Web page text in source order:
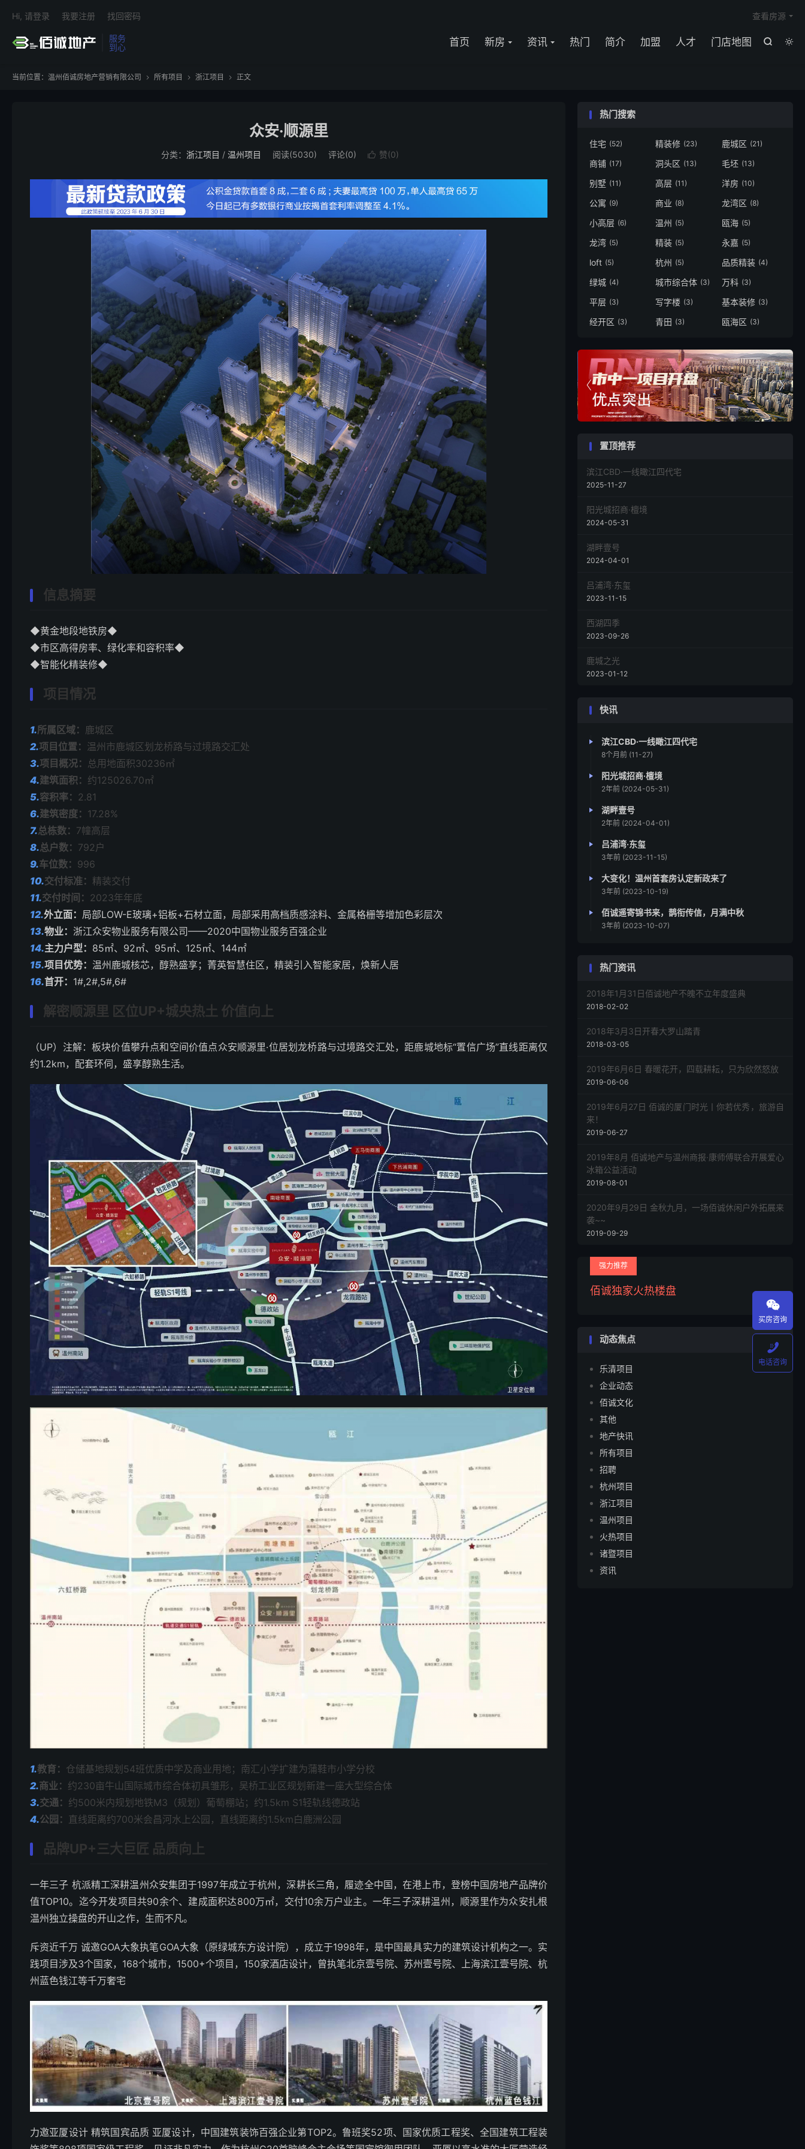
服务
到心


首页 新房 资讯 热门 简介 加盟 人才 门店地图
查看房源
Hi, 请登录 我要注册 找回密码
当前位置： 温州佰诚房地产营销有限公司  所有项目  浙江项目  正文
众安·顺源里
分类： 浙江项目 / 温州项目 阅读(5030) 评论(0)  赞(0)
信息摘要
◆黄金地段地铁房◆
◆市区高得房率、绿化率和容积率◆
◆智能化精装修◆
项目情况
1.所属区域： 鹿城区
2.项目位置： 温州市鹿城区划龙桥路与过境路交汇处
3.项目概况： 总用地面积30236㎡
4.建筑面积： 约125026.70㎡
5.容积率： 2.81
6.建筑密度： 17.28%
7.总栋数： 7幢高层
8.总户数： 792户
9.车位数： 996
10.交付标准： 精装交付
11.交付时间： 2023年年底
12.外立面： 局部LOW-E玻璃+铝板+石材立面，局部采用高档质感涂料、金属格栅等增加色彩层次
13.物业： 浙江众安物业服务有限公司——2020中国物业服务百强企业
14.主力户型： 85㎡、92㎡、95㎡、125㎡、144㎡
15.项目优势： 温州鹿城核芯，醇熟盛享；菁英智慧住区，精装引入智能家居，焕新人居
16.首开： 1#,2#,5#,6#
解密顺源里 区位UP+城央热土 价值向上
（UP）注解：板块价值攀升点和空间价值点众安顺源里·位居划龙桥路与过境路交汇处，距鹿城地标“置信广场”直线距离仅
约1.2km，配套环伺，盛享醇熟生活。
1.教育： 仓储基地规划54班优质中学及商业用地；南汇小学扩建为蒲鞋市小学分校
2.商业： 约230亩牛山国际城市综合体初具雏形，吴桥工业区规划新建一座大型综合体
3.交通： 约500米内规划地铁M3（规划）葡萄棚站；约1.5km S1轻轨线德政站
4.公园： 直线距离约700米会昌河水上公园，直线距离约1.5km白鹿洲公园
品牌UP+三大巨匠 品质向上
一年三子 杭派精工深耕温州众安集团于1997年成立于杭州，深耕长三角，履迹全中国，在港上市，登榜中国房地产品牌价
值TOP10。迄今开发项目共90余个、建成面积达800万㎡，交付10余万户业主。一年三子深耕温州，顺源里作为众安扎根
温州独立操盘的开山之作，生而不凡。
斥资近千万 诚邀GOA大象执笔GOA大象（原绿城东方设计院），成立于1998年，是中国最具实力的建筑设计机构之一。实
践项目涉及3个国家，168个城市，1500+个项目，150家酒店设计，曾执笔北京壹号院、苏州壹号院、上海滨江壹号院、杭
州蓝色钱江等千万奢宅
力邀亚厦设计 精筑国宾品质 亚厦设计，中国建筑装饰百强企业第TOP2。鲁班奖52项、国家优质工程奖、全国建筑工程装
热门搜索
住宅 (52) 精装修 (23) 鹿城区 (21)
商铺 (17) 洞头区 (13) 毛坯 (13)
别墅 (11) 高层 (11) 洋房 (10)
公寓 (9) 商业 (8) 龙湾区 (8)
小高层 (6) 温州 (5) 瓯海 (5)
龙湾 (5) 精装 (5) 永嘉 (5)
loft (5) 杭州 (5) 品质精装 (4)
绿城 (4) 城市综合体 (3) 万科 (3)
平层 (3) 写字楼 (3) 基本装修 (3)
经开区 (3) 青田 (3) 瓯海区 (3)


置顶推荐
滨江CBD·一线瞰江四代宅
2025-11-27
阳光城招商·檀境
2024-05-31
湖畔壹号
2024-04-01
吕浦湾·东玺
2023-11-15
西湖四季
2023-09-26
鹿城之光
2023-01-12
快讯
滨江CBD·一线瞰江四代宅
8个月前 (11-27)
阳光城招商·檀境
2年前 (2024-05-31)
湖畔壹号
2年前 (2024-04-01)
吕浦湾·东玺
3年前 (2023-11-15)
大变化！温州首套房认定新政来了
3年前 (2023-10-19)
佰诚遥寄锦书来，鹊衔传信，月满中秋
3年前 (2023-10-07)
热门资讯
2018年1月31日佰诚地产不魄不立年度盛典
2018-02-02
2018年3月3日开春大罗山踏青
2018-03-05
2019年6月6日 春暖花开，四载耕耘，只为欣然怒放
2019-06-06
2019年6月27日 佰诚的厦门时光丨你若优秀，旅游自
来！
2019-06-27
2019年8月 佰诚地产与温州商报·康师傅联合开展爱心
冰箱公益活动
2019-08-01
2020年9月29日 金秋九月，一场佰诚休闲户外拓展来
袭~~
2019-09-29
强力推荐
佰诚独家火热楼盘
动态焦点
乐清项目
企业动态
佰诚文化
其他
地产快讯
所有项目
招聘
杭州项目
浙江项目
温州项目
火热项目
诸暨项目
资讯

买房咨询

电话咨询